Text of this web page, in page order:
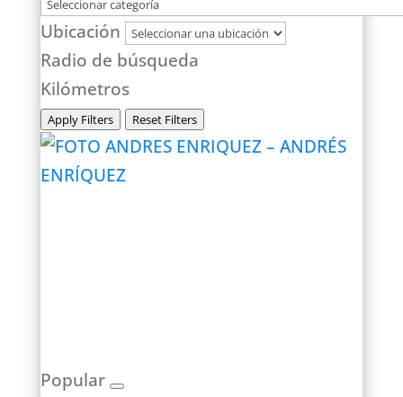
Ubicación
Radio de búsqueda
Kilómetros
Apply Filters Reset Filters
Popular